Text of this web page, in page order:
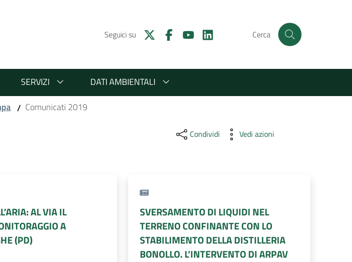
Seguici su Cerca
SERVIZI
DATI AMBIENTALI
/ Comunicati 2019
Condividi Vedi azioni
AL VIA IL
A
(PD)
SVERSAMENTO DI LIQUIDI NEL
TERRENO CONFINANTE CON LO
STABILIMENTO DELLA DISTILLERIA
BONOLLO. L’INTERVENTO DI ARPAV